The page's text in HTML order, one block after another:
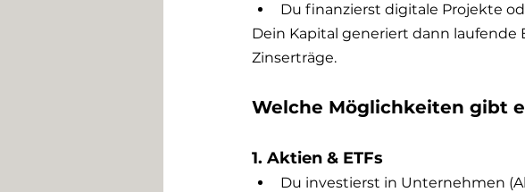
Du finanzierst digitale Projekte
Dein Kapital generiert dann
Zinserträge.
Welche Möglichkeiten gibt
1. Aktien & ETFs
Du investierst in Unternehmen